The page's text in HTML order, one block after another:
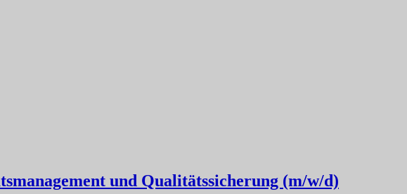
und Qualitätssicherung (m/w/d)